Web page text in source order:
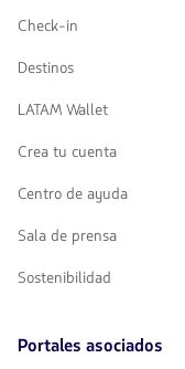
Check-in
Destinos
LATAM Wallet
Crea tu cuenta
Centro de ayuda
Sala de prensa
Sostenibilidad
Portales asociados